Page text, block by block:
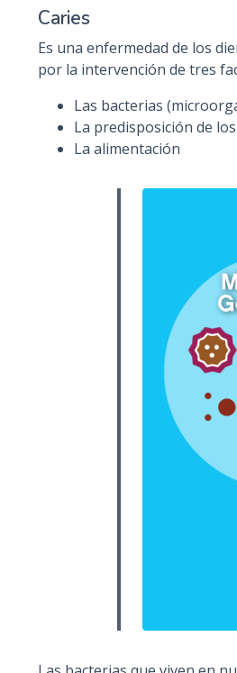
p
l
Caries
Es una enfermedad de los
por la intervención de tres
Las bacterias
La predisposición de
La alimentación